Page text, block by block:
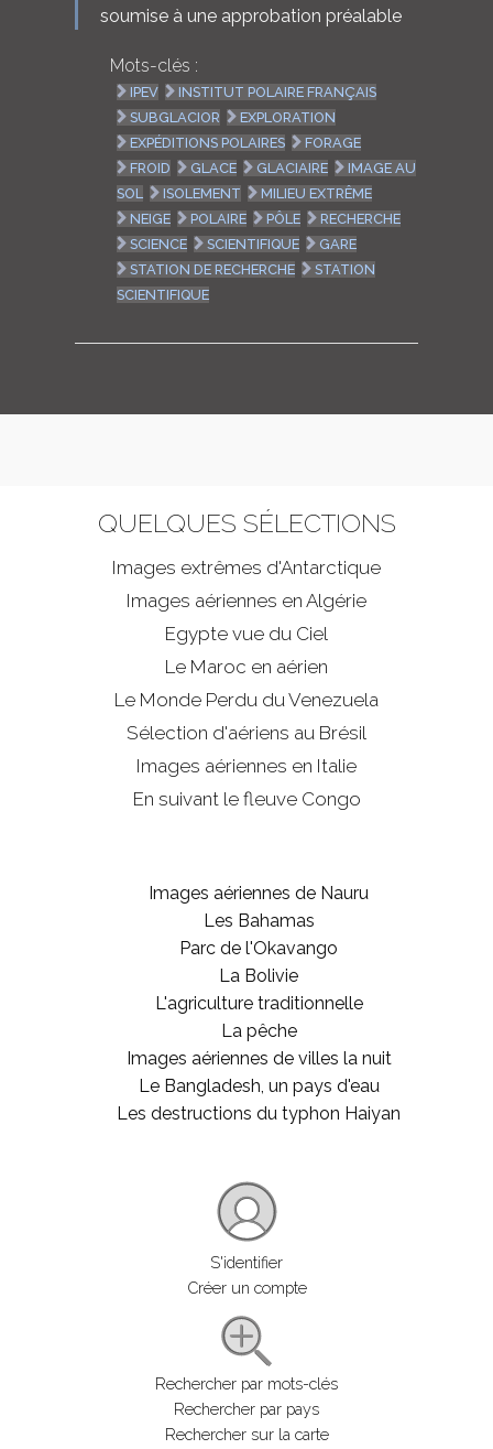
soumise à une approbation préalable
Mots-clés :
IPEV
INSTITUT POLAIRE FRANÇAIS
SUBGLACIOR
EXPLORATION
EXPÉDITIONS POLAIRES
FORAGE
FROID
GLACE GLACIAIRE
IMAGE AU
SOL
ISOLEMENT
MILIEU EXTRÊME
NEIGE
POLAIRE PÔLE
RECHERCHE
SCIENCE
SCIENTIFIQUE
GARE
STATION DE RECHERCHE
STATION
SCIENTIFIQUE
QUELQUES SÉLECTIONS
Images extrêmes d'Antarctique
Images aériennes en Algérie
Egypte vue du Ciel
Le Maroc en aérien
Le Monde Perdu du Venezuela
Sélection d'aériens au Brésil
Images aériennes en Italie
En suivant le fleuve Congo
Images aériennes de Nauru
Les Bahamas
Parc de l'Okavango
La Bolivie
L'agriculture traditionnelle
La pêche
Images aériennes de villes la nuit
Le Bangladesh, un pays d'eau
Les destructions du typhon Haiyan
S'identifier
Créer un compte
Rechercher par mots-clés
Rechercher par pays
Rechercher sur la carte